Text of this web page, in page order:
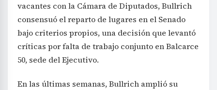
vacantes con la Cámara de Diputados, Bullrich
consensuó el reparto de lugares en el Senado
bajo criterios propios, una decisión que levantó
críticas por falta de trabajo conjunto en Balcarce
50, sede del Ejecutivo.
En las últimas semanas, Bullrich amplió su